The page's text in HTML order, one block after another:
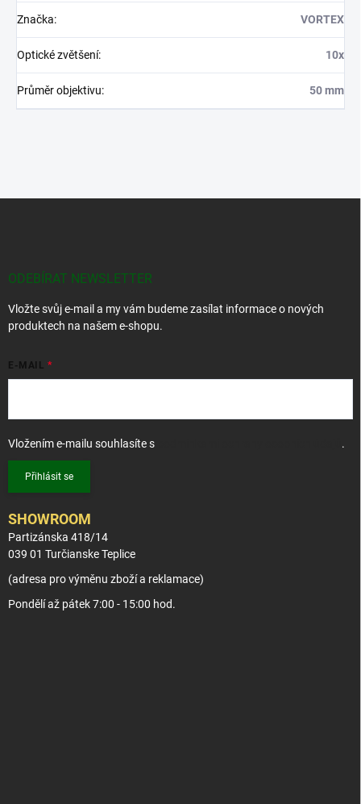
Značka: VORTEX
Optické zvětšení: 10x
Průměr objektivu: 50 mm
ODEBÍRAT NEWSLETTER
Vložte svůj e-mail a my vám budeme zasílat informace o nových
produktech na našem e-shopu.
E-MAIL
Vložením e-mailu souhlasíte s .
Přihlásit se
SHOWROOM
Partizánska 418/14
039 01 Turčianske Teplice
(adresa pro výměnu zboží a reklamace)
Pondělí až pátek 7:00 - 15:00 hod.